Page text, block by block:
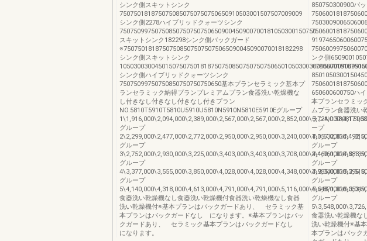
シンク側スキットシンク
7507501818750750850750750750650910503001507507009009
シンク側2278ハイブリッドクォーツシンク
75075099750750850750750750650900450900700181050300150750
スキットシンク182298シンク側バックガード
※750750181875075085075075075065090045090070018182298
シンク側スキットシンク
シンク側ハイブリッドクォーツシンク
75075099750750850750750750650基本プランセラミック基本プ
ランセラミック納得プランプレミアムプラン食器洗い乾燥機な
し付きなし付きなし付きなし付きプラン
NO.5810T5910T5810U5910U5810N5910N5810E5910Eグループ
グループ
グループ
グループ
グループ
食器洗い乾燥機なし食器洗い乾燥機付食器洗い乾燥機なし食器
洗い乾燥機付※基本プランはバックガードあり、 セラミック基
本プランはバックガードなし になります。※基本プランはバッ
クガードあり、 セラミック基本プランはバックガードなし
になります。
850750300900バ
ンク側
650600600750ハ
本プランセラミッ
ムプラン食器洗い
ラン
ープ
グループ
グループ
グループ
グループ
食器洗い乾燥機な
洗い乾燥機付※基
本プランはバック